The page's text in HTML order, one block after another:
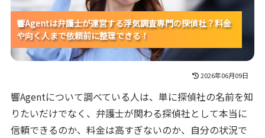
響Agentは弁護士が運営する浮気調査専門の探偵社？料金
や向く人まで依頼前に整理できる！
響Agentは弁護士が運営する浮気調査専門の探偵社？料金
や向く人まで依頼前に整理できる！
響Agentは弁護士が運営する浮気調査専門の探偵社？料金
や向く人まで依頼前に整理できる！
2026年06月09日
響Agentについて調べている人は、単に探偵社の名前を知
りたいだけでなく、弁護士が関わる探偵社として本当に
信頼できるのか、料金は高すぎないのか、自分の状況で